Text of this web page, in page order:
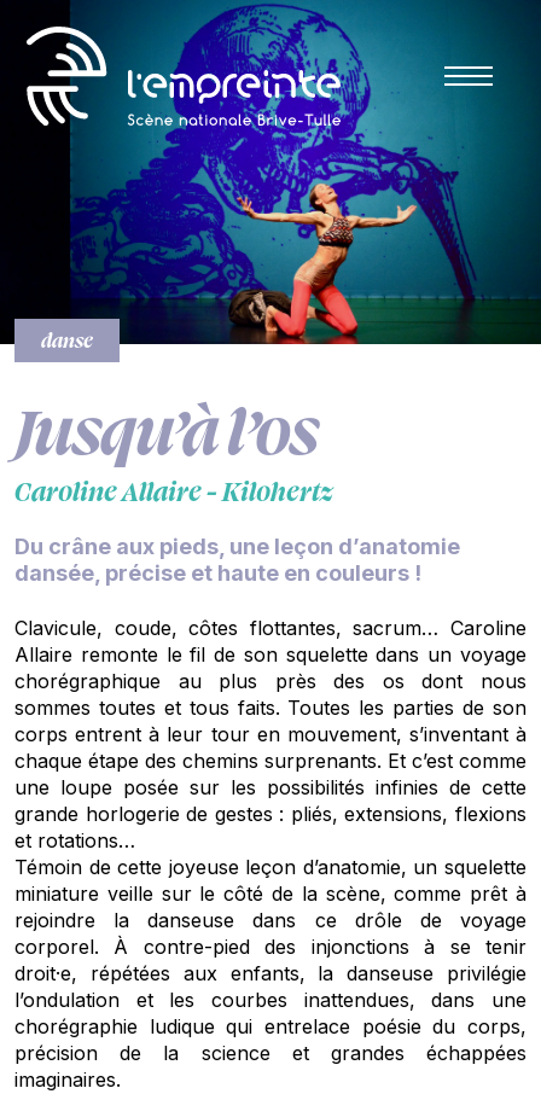
danse
Jusqu’à l’os
Caroline Allaire - Kilohertz
Du crâne aux pieds, une leçon d’anatomie
dansée, précise et haute en couleurs !
Clavicule, coude, côtes flottantes, sacrum… Caroline
Allaire remonte le fil de son squelette dans un voyage
chorégraphique au plus près des os dont nous
sommes toutes et tous faits. Toutes les parties de son
corps entrent à leur tour en mouvement, s’inventant à
chaque étape des chemins surprenants. Et c’est comme
une loupe posée sur les possibilités infinies de cette
grande horlogerie de gestes : pliés, extensions, flexions
et rotations…
Témoin de cette joyeuse leçon d’anatomie, un squelette
miniature veille sur le côté de la scène, comme prêt à
rejoindre la danseuse dans ce drôle de voyage
corporel. À contre-pied des injonctions à se tenir
droit·e, répétées aux enfants, la danseuse privilégie
l’ondulation et les courbes inattendues, dans une
chorégraphie ludique qui entrelace poésie du corps,
précision de la science et grandes échappées
imaginaires.